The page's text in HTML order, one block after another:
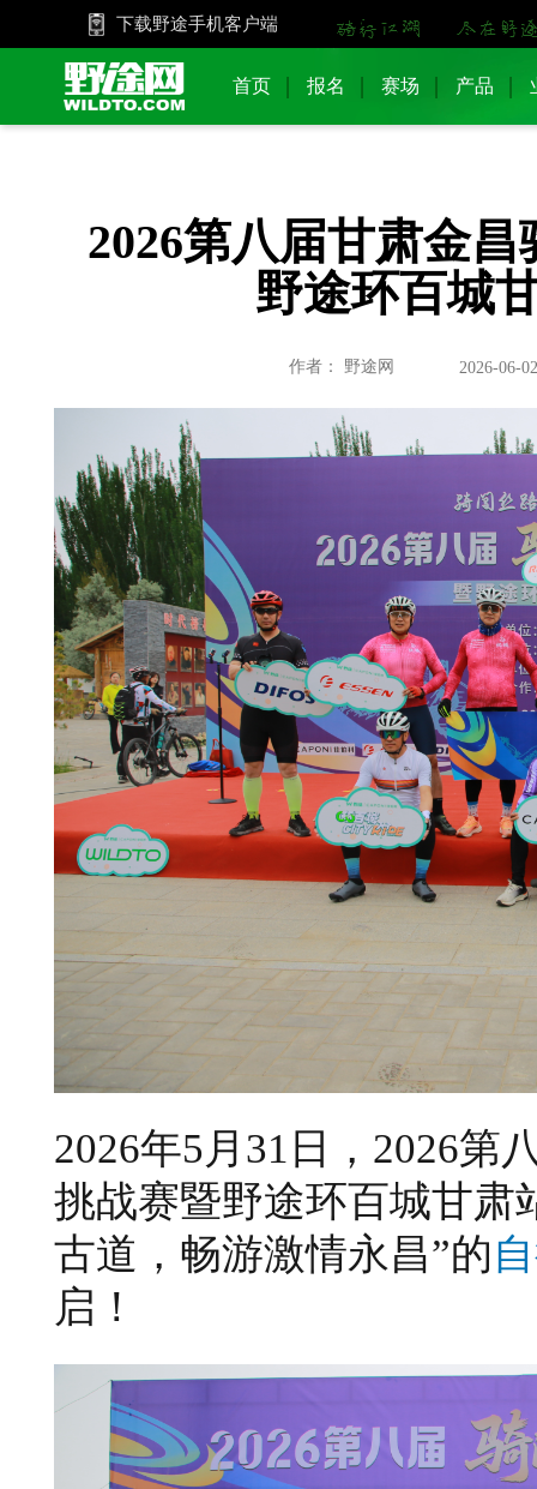
下载野途手机客户端
首页 报名 赛场 产品
2026第八届甘肃金
野途环百城
作者： 野途网 2026-06-
2026年5月31日，2026第
挑战赛暨野途环百城甘肃
古道，畅游激情永昌”的
启！